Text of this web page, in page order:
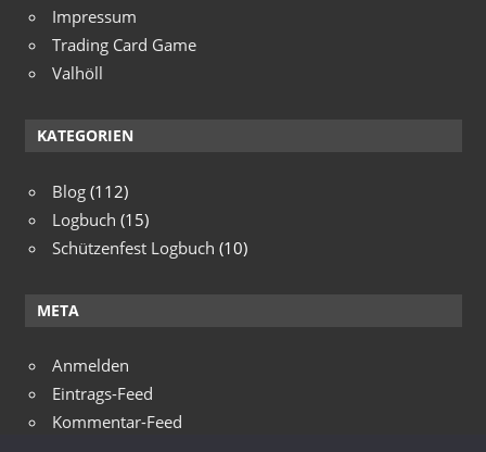
Impressum
Trading Card Game
Valhöll
KATEGORIEN
Blog (112)
Logbuch (15)
Schützenfest Logbuch (10)
META
Anmelden
Eintrags-Feed
Kommentar-Feed